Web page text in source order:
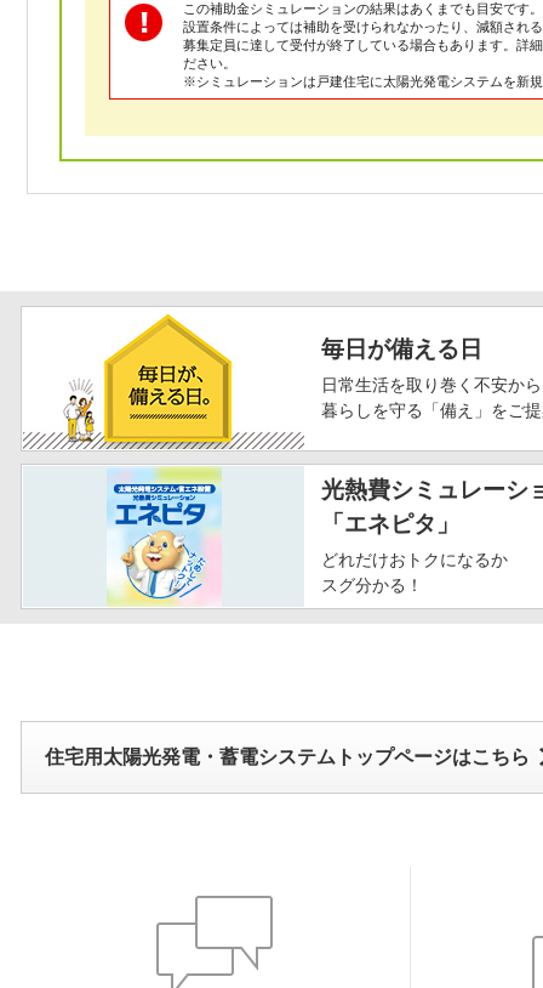
この補助金シミュレーションの結果はあくまでも目安です。
設置条件によっては補助を受けられなかったり、減額され
募集定員に達して受付が終了している場合もあります。詳
ださい。
※シミュレーションは戸建住宅に太陽光発電システムを新
毎日が備える日
日常生活を取り巻く不安から
暮らしを守る「備え」をご
光熱費シミュレーシ
「エネピタ」
どれだけおトクになるか
スグ分かる！
住宅用太陽光発電・蓄電システムトップページはこちら